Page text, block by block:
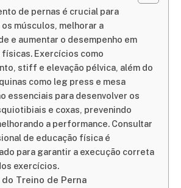
de pernas é crucial para
músculos, melhorar a
e aumentar o desempenho em
Exercícios como
stiff e elevação pélvica, além do
como leg press e mesa
essenciais para desenvolver os
e coxas, prevenindo
a performance. Consultar
de educação física é
para garantir a execução correta
exercícios.
Treino de Perna